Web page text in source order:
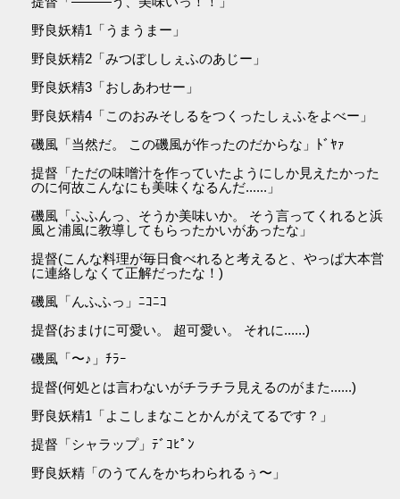
野良妖精1「うまうまー」
野良妖精2「みつぼししぇふのあじー」
野良妖精3「おしあわせー」
野良妖精4「このおみそしるをつくったしぇふをよべー」
磯風「当然だ。 この磯風が作ったのだからな」ﾄﾞﾔｧ
提督「ただの味噌汁を作っていたようにしか見えたかった
のに何故こんなにも美味くなるんだ......」
磯風「ふふんっ、そうか美味いか。 そう言ってくれると浜
風と浦風に教導してもらったかいがあったな」
提督(こんな料理が毎日食べれると考えると、やっぱ大本営
に連絡しなくて正解だったな！)
磯風「んふふっ」ﾆｺﾆｺ
提督(おまけに可愛い。 超可愛い。 それに......)
磯風「〜♪」ﾁﾗｰ
提督(何処とは言わないがチラチラ見えるのがまた......)
野良妖精1「よこしまなことかんがえてるです？」
提督「シャラップ」ﾃﾞｺﾋﾟﾝ
野良妖精「のうてんをかちわられるぅ〜」